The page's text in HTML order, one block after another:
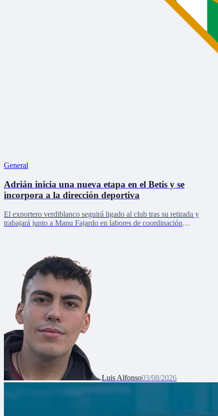
General
Adrián inicia una nueva etapa en el Betis y se
incorpora a la dirección deportiva
El exportero verdiblanco seguirá ligado al club tras su retirada y
trabajará junto a Manu Fajardo en labores de coordinación
Luis Alfonso03/08/2026